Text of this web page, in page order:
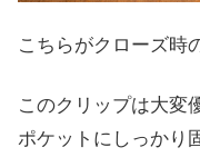
こちらがクローズ時
このクリップは大変
ポケットにしっかり